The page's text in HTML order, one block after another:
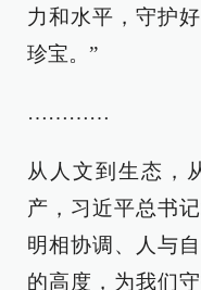
力和水平，守护
珍宝。”
…………
从人文到生态，
产，习近平总书
明相协调、人与
的高度，为我们